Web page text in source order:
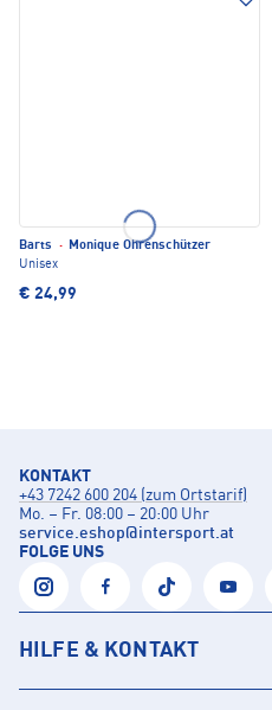
Barts · Monique Ohrenschützer
Unisex
€ 24,99
KONTAKT
+43 7242 600 204 (zum Ortstarif)
Mo. – Fr. 08:00 – 20:00 Uhr
service.eshop@intersport.at
FOLGE UNS
HILFE & KONTAKT